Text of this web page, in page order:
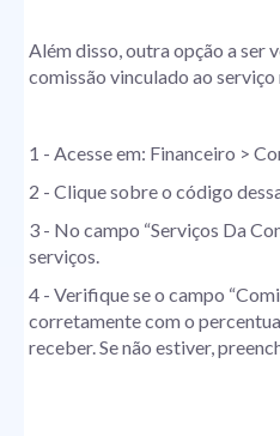
Além disso, outra opção a ser
comissão vinculado ao serviço
1 - Acesse em: Financeiro >
2 - Clique sobre o código
3 - No campo “Serviços Da
serviços.
4 - Verifique se o campo
corretamente com o
receber. Se não estiver,